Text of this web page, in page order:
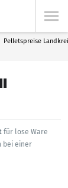
Pelletspreise
für lose Ware
bei einer